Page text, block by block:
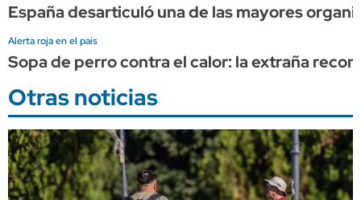
España desarticuló una de las mayores
Alerta roja en el país
Sopa de perro contra el calor: la extraña
Otras noticias